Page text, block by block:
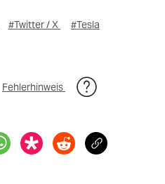
#Twitter / X
#Tesla
Fehlerhinweis